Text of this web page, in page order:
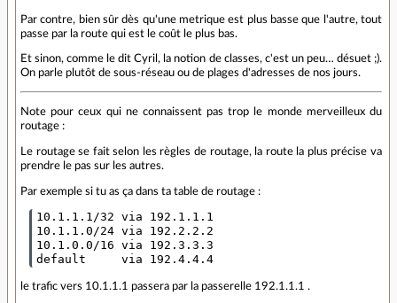
Par contre, bien sûr dès qu'une metrique est plus basse que l'autre, tout
passe par la route qui est le coût le plus bas.
Et sinon, comme le dit Cyril, la notion de classes, c'est un peu… désuet ;).
On parle plutôt de sous-réseau ou de plages d'adresses de nos jours.
Note pour ceux qui ne connaissent pas trop le monde merveilleux du
routage :
Le routage se fait selon les règles de routage, la route la plus précise va
prendre le pas sur les autres.
Par exemple si tu as ça dans ta table de routage :
10.1.1.1/32 via 192.1.1.1
10.1.1.0/24 via 192.2.2.2
10.1.0.0/16 via 192.3.3.3
le trafic vers 10.1.1.1 passera par la passerelle 192.1.1.1 .